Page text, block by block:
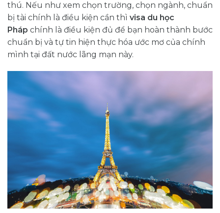
thú. Nếu như xem chọn trường, chọn ngành, chuẩn
bị tài chính là điều kiện cần thì visa du học
Pháp chính là điều kiện đủ để bạn hoàn thành bước
chuẩn bị và tự tin hiện thực hóa ước mơ của chính
mình tại đất nước lãng mạn này.